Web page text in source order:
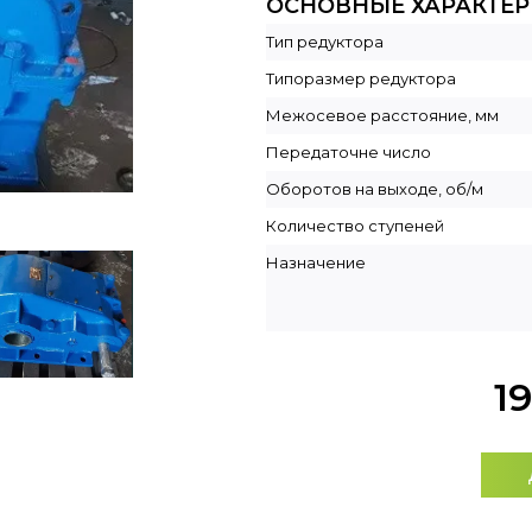
ОСНОВНЫЕ
Тип редуктора
Типоразмер редуктора
Межосевое расстояние, мм
Передаточне число
Оборотов на выходе, об/м
Количество ступеней
Назначение